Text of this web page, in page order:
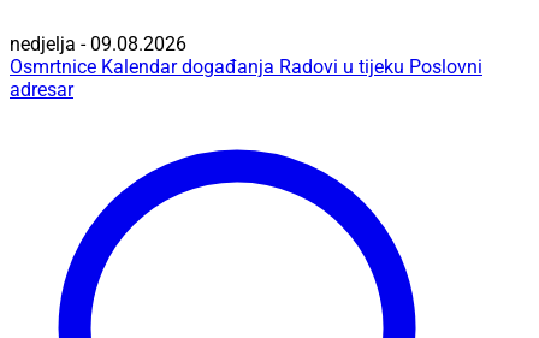
nedjelja - 09.08.2026
Osmrtnice Kalendar događanja Radovi u tijeku Poslovni
adresar